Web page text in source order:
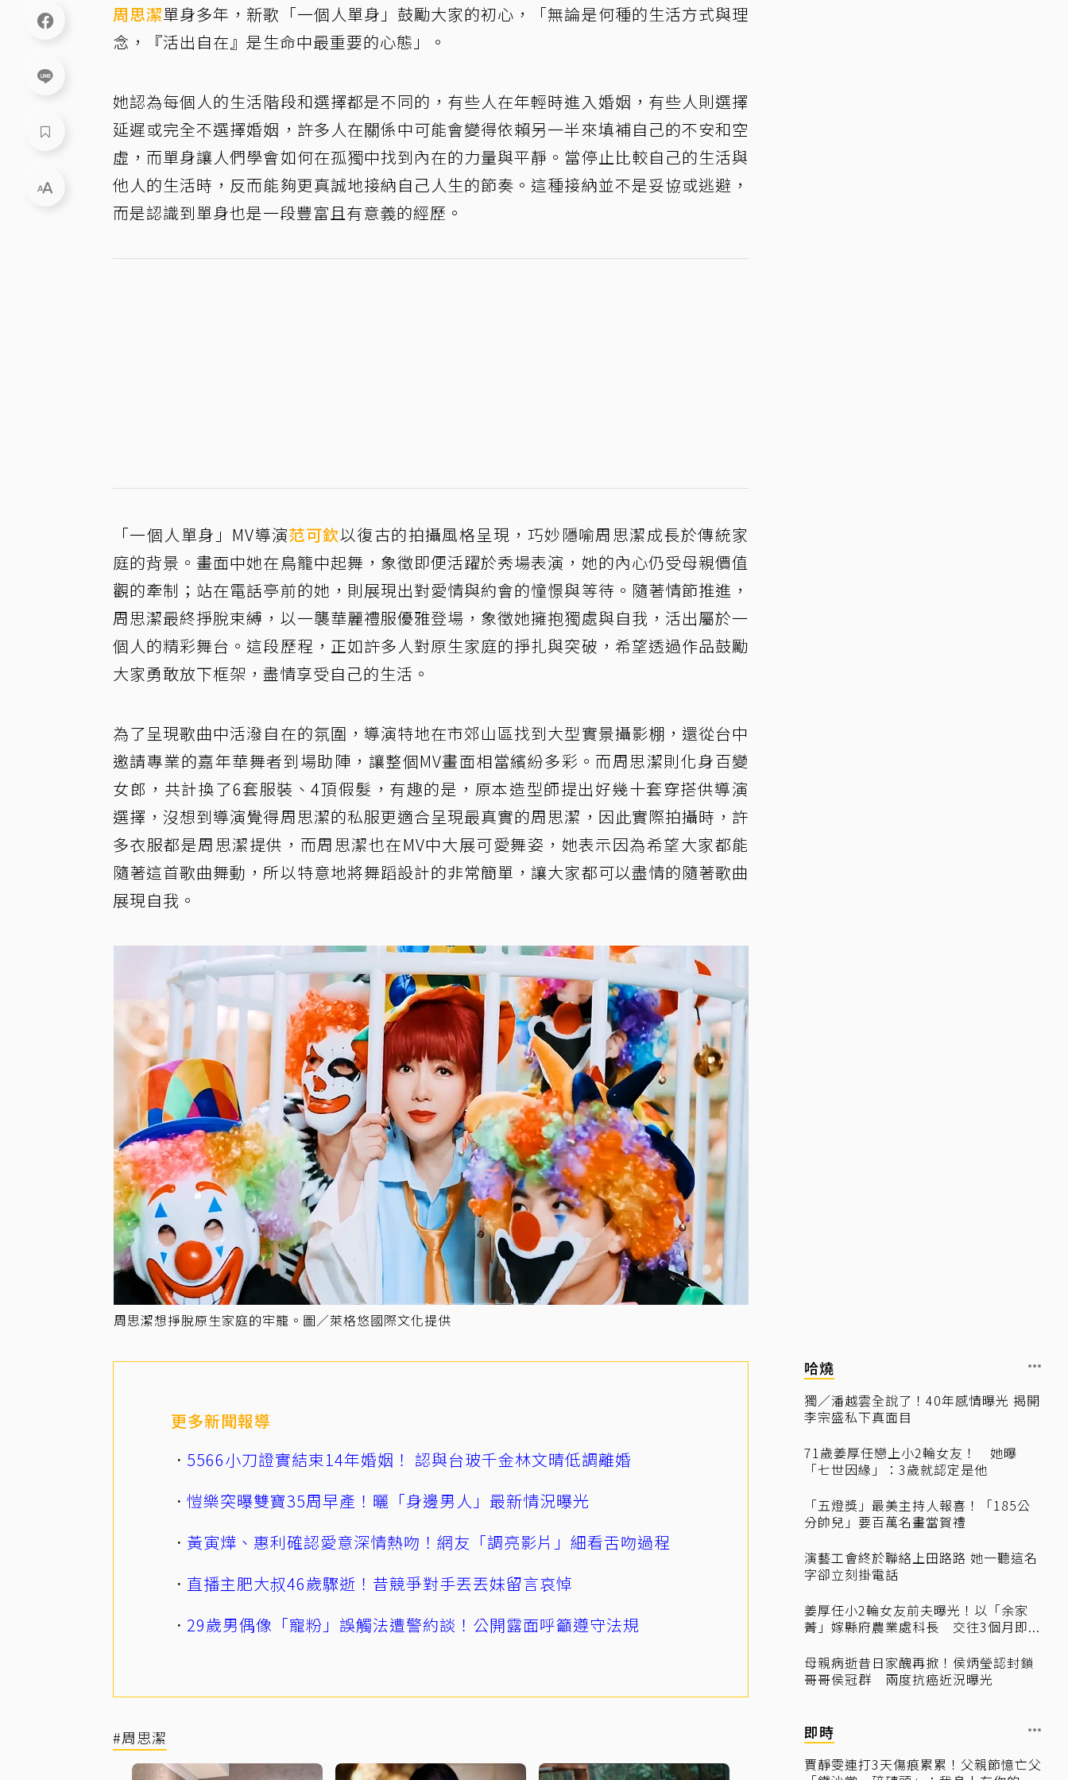
周思潔單身多年，新歌「一個人單身」鼓勵大家的初心，「無論是何種的生活方式與理
念，『活出自在』是生命中最重要的心態」。
她認為每個人的生活階段和選擇都是不同的，有些人在年輕時進入婚姻，有些人則選擇
延遲或完全不選擇婚姻，許多人在關係中可能會變得依賴另一半來填補自己的不安和空
虛，而單身讓人們學會如何在孤獨中找到內在的力量與平靜。當停止比較自己的生活與
他人的生活時，反而能夠更真誠地接納自己人生的節奏。這種接納並不是妥協或逃避，
而是認識到單身也是一段豐富且有意義的經歷。
「一個人單身」MV導演范可欽以復古的拍攝風格呈現，巧妙隱喻周思潔成長於傳統家
庭的背景。畫面中她在鳥籠中起舞，象徵即便活躍於秀場表演，她的內心仍受母親價值
觀的牽制；站在電話亭前的她，則展現出對愛情與約會的憧憬與等待。隨著情節推進，
周思潔最終掙脫束縛，以一襲華麗禮服優雅登場，象徵她擁抱獨處與自我，活出屬於一
個人的精彩舞台。這段歷程，正如許多人對原生家庭的掙扎與突破，希望透過作品鼓勵
大家勇敢放下框架，盡情享受自己的生活。
為了呈現歌曲中活潑自在的氛圍，導演特地在市郊山區找到大型實景攝影棚，還從台中
邀請專業的嘉年華舞者到場助陣，讓整個MV畫面相當繽紛多彩。而周思潔則化身百變
女郎，共計換了6套服裝、4頂假髮，有趣的是，原本造型師提出好幾十套穿搭供導演
選擇，沒想到導演覺得周思潔的私服更適合呈現最真實的周思潔，因此實際拍攝時，許
多衣服都是周思潔提供，而周思潔也在MV中大展可愛舞姿，她表示因為希望大家都能
隨著這首歌曲舞動，所以特意地將舞蹈設計的非常簡單，讓大家都可以盡情的隨著歌曲
展現自我。
周思潔想掙脫原生家庭的牢籠。圖／萊格悠國際文化提供
更多新聞報導
5566小刀證實結束14年婚姻！ 認與台玻千金林文晴低調離婚
愷樂突曝雙寶35周早產！曬「身邊男人」最新情況曝光
黃寅燁、惠利確認愛意深情熱吻！網友「調亮影片」細看舌吻過程
直播主肥大叔46歲驟逝！昔競爭對手丟丟妹留言哀悼
29歲男偶像「寵粉」誤觸法遭警約談！公開露面呼籲遵守法規
#周思潔
哈燒
獨／潘越雲全說了！40年感情曝光 揭開
李宗盛私下真面目
71歲姜厚任戀上小2輪女友！ 她曝
「七世因緣」：3歲就認定是他
「五燈獎」最美主持人報喜！「185公
分帥兒」要百萬名畫當賀禮
演藝工會終於聯絡上田路路 她一聽這名
字卻立刻掛電話
姜厚任小2輪女友前夫曝光！以「余家
菁」嫁縣府農業處科長 交往3個月即...
母親病逝昔日家醜再掀！侯炳瑩認封鎖
哥哥侯冠群 兩度抗癌近況曝光
即時
賈靜雯連打3天傷痕累累！父親節憶亡父